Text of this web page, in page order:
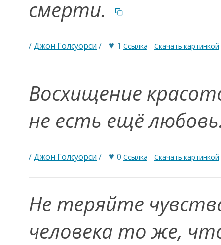
смерти.
/Джон Голсуорси / ♥ 1 Ссылка Скачать картинкой
Восхищение
не есть ещё
/Джон Голсуорси / ♥ 0 Ссылка Скачать картинкой
Не теряйте
человека то же,